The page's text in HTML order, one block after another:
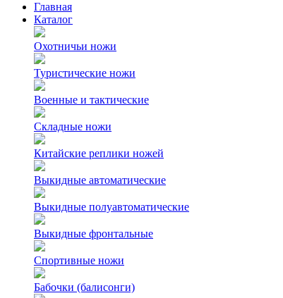
Главная
Каталог
Охотничьи ножи
Туристические ножи
Военные и тактические
Складные ножи
Китайские реплики ножей
Выкидные автоматические
Выкидные полуавтоматические
Выкидные фронтальные
Спортивные ножи
Бабочки (балисонги)